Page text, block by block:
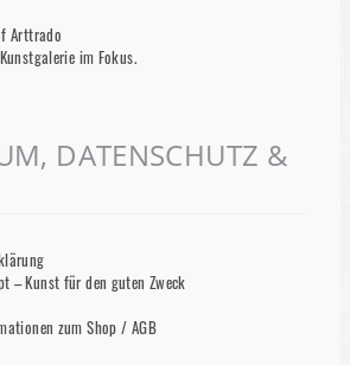
Arttrado
im Fokus.
DATENSCHUTZ &
– Kunst für den guten Zweck
zum Shop / AGB